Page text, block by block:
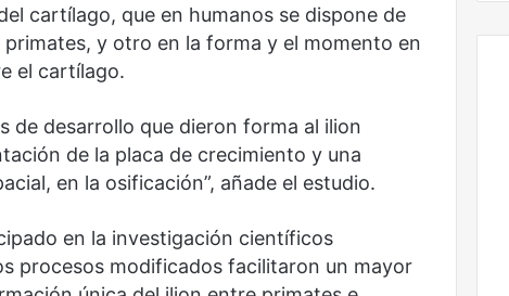
cartílago, que en humanos se dispone de
y otro en la forma y el momento en
el cartílago.
de desarrollo que dieron forma al ilion
de la placa de crecimiento y una
en la osificación”, añade el estudio.
en la investigación científicos
procesos modificados facilitaron un mayor